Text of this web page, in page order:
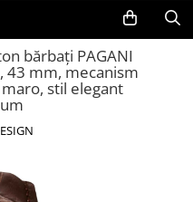
bărbați PAGANI
43 mm, mecanism
stil elegant